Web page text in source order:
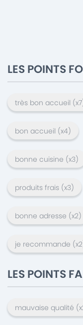
LES POINTS
très bon accueil (x7
bon accueil (x4)
bonne cuisine (x3)
produits frais (x3)
bonne adresse (x2)
je recommande (x2
LES POINTS
mauvaise qualité (x